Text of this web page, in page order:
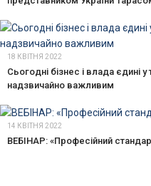
18 КВІТНЯ 2022
Сьогодні бізнес і влада єдині
надзвичайно важливим
14 КВІТНЯ 2022
ВЕБІНАР: «Професійний